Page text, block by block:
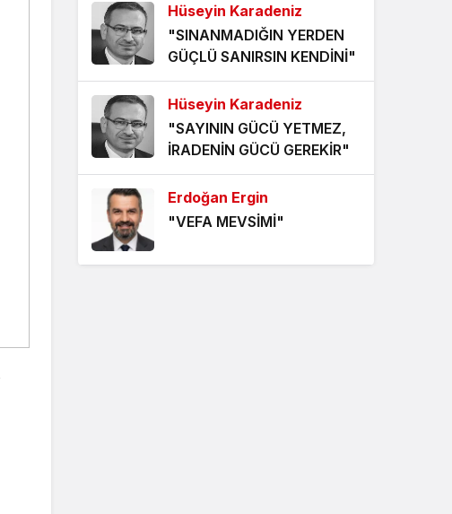
5 yıl önce
VİZYONER KASTAMONULULAR
NEREDESİNİZ?
5 yıl önce
KHK MAĞDURLARI İÇİN IŞIK
GÖRÜNDÜ!
5 yıl önce
Hüseyin Karadeniz
"SINANMADIĞIN YERDEN
GÜÇLÜ SANIRSIN KENDİNİ"
Hüseyin Karadeniz
"SAYININ GÜCÜ YETMEZ,
İRADENİN GÜCÜ GEREKİR"
Erdoğan Ergin
"VEFA MEVSİMİ"